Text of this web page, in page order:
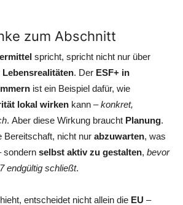
zum Abschnitt
spricht, spricht nicht nur über
Lebensrealitäten. Der ESF+ in
ist ein Beispiel dafür, wie
lokal wirken kann –konkret,
. Aber diese Wirkung braucht Planung.
Bereitschaft, nicht nur abzuwarten, was
sondern selbst aktiv zu gestalten, bevor
endgültig schließt.
entscheidet nicht allein die EU –